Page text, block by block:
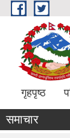
Skip to main
गृहपृष्ठ
समाचार